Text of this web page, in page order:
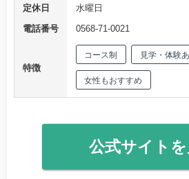
定休日
水曜日
電話番号
0568-71-0021
特徴
コース制 見学・体験
女性もおすすめ
公式サイトを